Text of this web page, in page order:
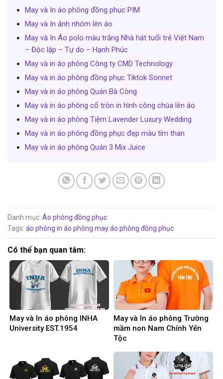
May và In áo phông đồng phục PIM
May và In ảnh nhóm lên áo
May và In Áo polo màu trắng Nhà hát tuổi trẻ Việt Nam
– Độc lập – Tự do – Hạnh Phúc
May và in áo phông Công ty CMD Technology
May và in áo phông đồng phục Tiktok Sonnet
May và in áo phông Quán Bà Còng
May và in áo phông cổ tròn in hình công chúa lên áo
May và in áo phông Tiệm Lavender Luxury Wedding
May và in áo phông đồng phục đẹp màu tím than
May và in áo phông Quán 3 Mix Juice
Danh mục: Áo phông đồng phục
Tags: áo phông in áo phông may áo phông đồng phục
Có thể bạn quan tâm:
May và In áo phông INHA
University EST.1954
May và In áo phông Trường
mầm non Nam Chính Yến
Tộc